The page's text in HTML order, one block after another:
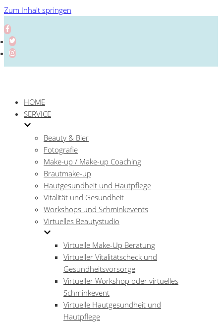
Zum Inhalt springen
HOME
SERVICE
Beauty & Bier
Fotografie
Make-up / Make-up Coaching
Brautmake-up
Hautgesundheit und Hautpflege
Vitalität und Gesundheit
Workshops und Schminkevents
Virtuelles Beautystudio
Virtuelle Make-Up Beratung
Virtueller Vitalitätscheck und
Gesundheitsvorsorge
Virtueller Workshop oder virtuelles
Schminkevent
Virtuelle Hautgesundheit und
Hautpflege